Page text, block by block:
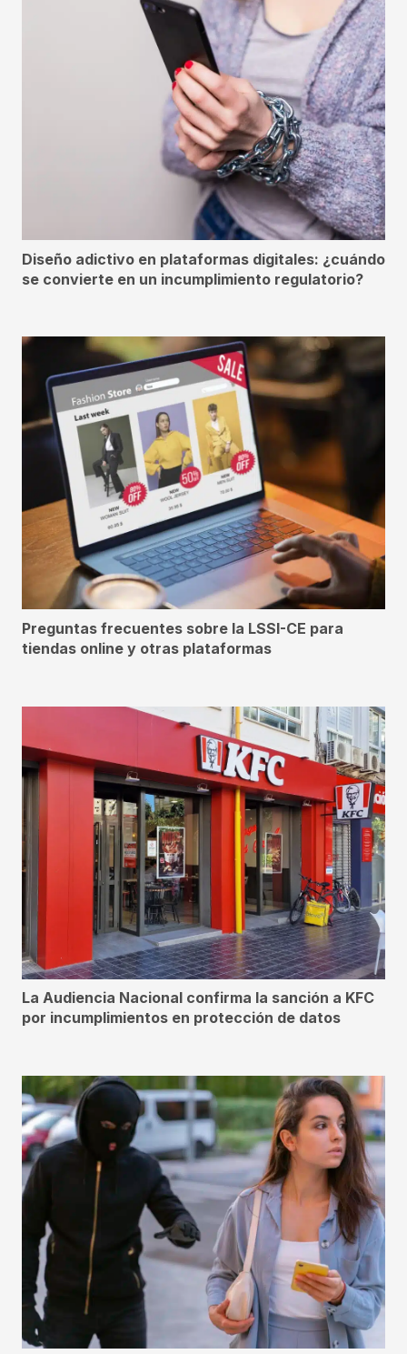
Diseño adictivo en plataformas digitales: ¿cuándo
se convierte en un incumplimiento regulatorio?
Preguntas frecuentes sobre la LSSI-CE para
tiendas online y otras plataformas
La Audiencia Nacional confirma la sanción a KFC
por incumplimientos en protección de datos